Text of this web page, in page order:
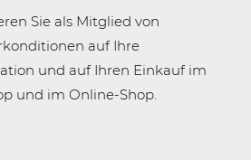
Sie als Mitglied von
auf Ihre
und auf Ihren Einkauf im
und im Online-Shop.